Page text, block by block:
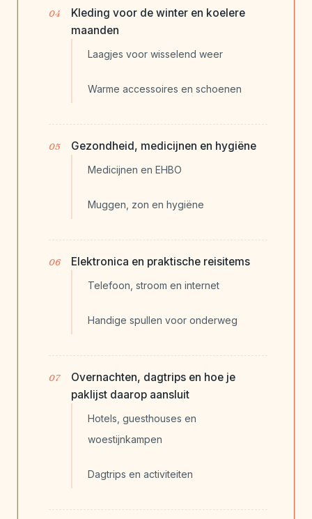
Kleding voor de winter en koelere
maanden
Laagjes voor wisselend weer
Warme accessoires en schoenen
Gezondheid, medicijnen en hygiëne
Medicijnen en EHBO
Muggen, zon en hygiëne
Elektronica en praktische reisitems
Telefoon, stroom en internet
Handige spullen voor onderweg
Overnachten, dagtrips en hoe je
paklijst daarop aansluit
Hotels, guesthouses en
woestijnkampen
Dagtrips en activiteiten